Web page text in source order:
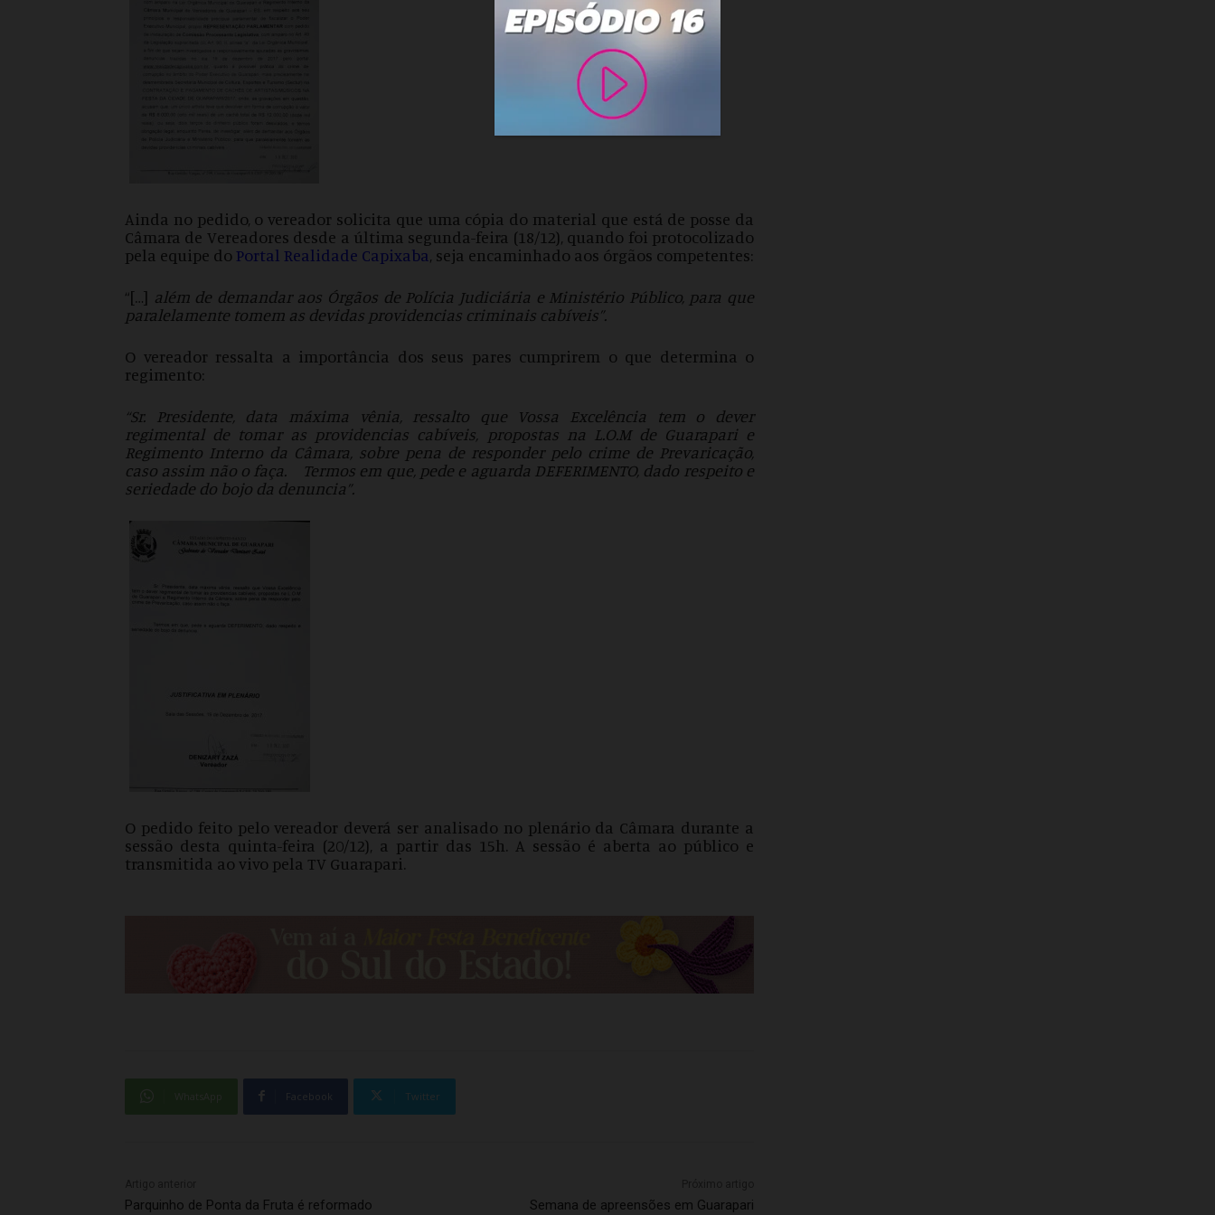
Ainda no pedido, o vereador solicita que uma cópia do material que está de posse da
Câmara de Vereadores desde a última segunda-feira (18/12), quando foi protocolizado
pela equipe do Portal Realidade Capixaba, seja encaminhado aos órgãos competentes:
“[…] além de demandar aos Órgãos de Polícia Judiciária e Ministério Público, para que
paralelamente tomem as devidas providencias criminais cabíveis”.
O vereador ressalta a importância dos seus pares cumprirem o que determina o
regimento:
“Sr. Presidente, data máxima vênia, ressalto que Vossa Excelência tem o dever
regimental de tomar as providencias cabíveis, propostas na L.O.M de Guarapari e
Regimento Interno da Câmara, sobre pena de responder pelo crime de Prevaricação,
caso assim não o faça. Termos em que, pede e aguarda DEFERIMENTO, dado respeito e
seriedade do bojo da denuncia”.
O pedido feito pelo vereador deverá ser analisado no plenário da Câmara durante a
sessão desta quinta-feira (20/12), a partir das 15h. A sessão é aberta ao público e
transmitida ao vivo pela TV Guarapari.
Facebook Twitter
Parquinho de Ponta da Fruta é reformado Semana de apreensões em Guarapari